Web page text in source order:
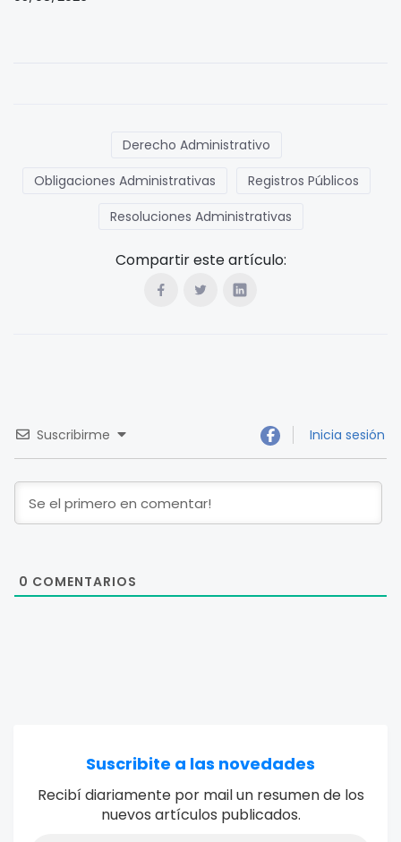
Derecho Administrativo
Obligaciones Administrativas
Registros Públicos
Resoluciones Administrativas
Compartir este artículo:
Suscribirme Inicia sesión
0 COMENTARIOS
Suscribite a las novedades
Recibí diariamente por mail un resumen de los
nuevos artículos publicados.